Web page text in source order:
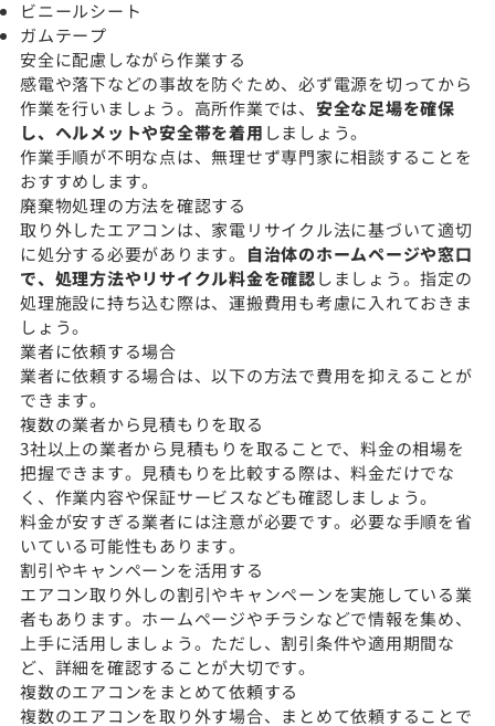
ビニールシート
ガムテープ
安全に配慮しながら作業する
感電や落下などの事故を防ぐため、必ず電源を切ってから
作業を行いましょう。高所作業では、 安全な足場を確保
し、ヘルメットや安全帯を着用 しましょう。
作業手順が不明な点は、無理せず専門家に相談することを
おすすめします。
廃棄物処理の方法を確認する
取り外したエアコンは、家電リサイクル法に基づいて適切
に処分する必要があります。 自治体のホームページや窓口
で、処理方法やリサイクル料金を確認しましょう。指定の
処理施設に持ち込む際は、運搬費用も考慮に入れておきま
しょう。
業者に依頼する場合
業者に依頼する場合は、以下の方法で費用を抑えることが
できます。
複数の業者から見積もりを取る
3社以上の業者から見積もりを取ることで、料金の相場を
把握できます。見積もりを比較する際は、料金だけでな
く、作業内容や保証サービスなども確認しましょう。
料金が安すぎる業者には注意が必要です。必要な手順を省
いている可能性もあります。
割引やキャンペーンを活用する
エアコン取り外しの割引やキャンペーンを実施している業
者もあります。ホームページやチラシなどで情報を集め、
上手に活用しましょう。ただし、割引条件や適用期間な
ど、詳細を確認することが大切です。
複数のエアコンをまとめて依頼する
複数のエアコンを取り外す場合、まとめて依頼することで